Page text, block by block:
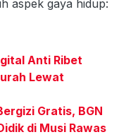
aspek gaya hidup:
Anti Ribet
Lewat
Gratis, BGN
di Musi Rawas